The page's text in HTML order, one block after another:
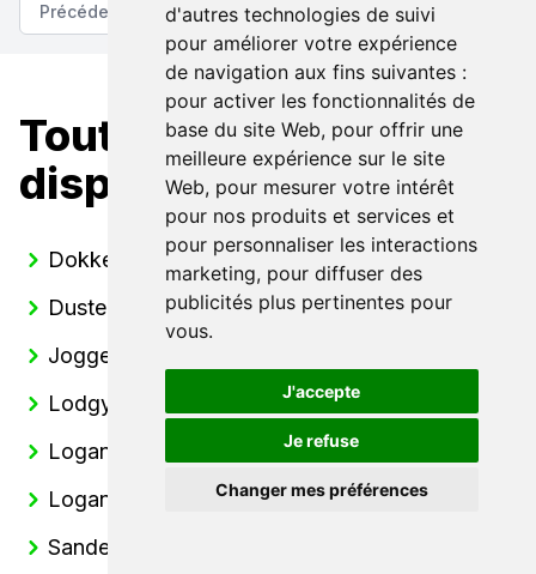
d'autres technologies de suivi
pour améliorer votre expérience
de navigation aux fins suivantes :
pour activer les fonctionnalités de
base du site Web, pour offrir une
meilleure expérience sur le site
Web, pour mesurer votre intérêt
pour nos produits et services et
pour personnaliser les interactions
marketing, pour diffuser des
publicités plus pertinentes pour
vous.
J'accepte
Je refuse
Changer mes préférences
Précédent Suivant
Toutes nos Dacia
disponibles
Dokker
Duster
Jogger
Lodgy
Logan
Logan MCV
Sandero